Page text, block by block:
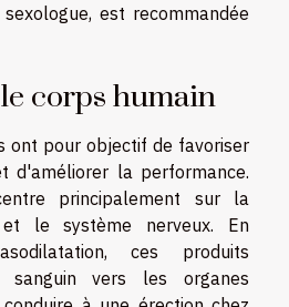
est recommandée
corps humain
ont pour objectif de favoriser
d'améliorer la performance.
principalement sur la
et le système nerveux. En
ces produits
vers les organes